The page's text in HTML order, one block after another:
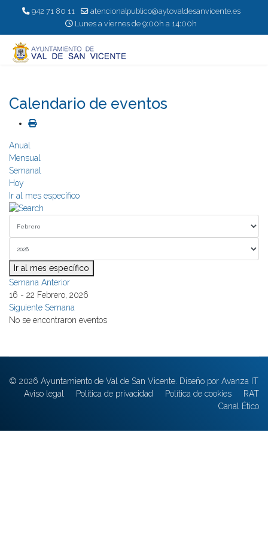
942 71 80 11
atencionalpublico@aytovaldesanvicente.es
Lunes a viernes de 9:00h a 14:00h
Calendario de eventos
Anual
Mensual
Semanal
Hoy
Ir al mes específico
Ir al mes específico
Semana Anterior
16 - 22 Febrero, 2026
Siguiente Semana
No se encontraron eventos
© 2026 Ayuntamiento de Val de San Vicente. Diseño por Avanza IT
Aviso legal
Política de privacidad Política de cookies
RAT
Canal Ético